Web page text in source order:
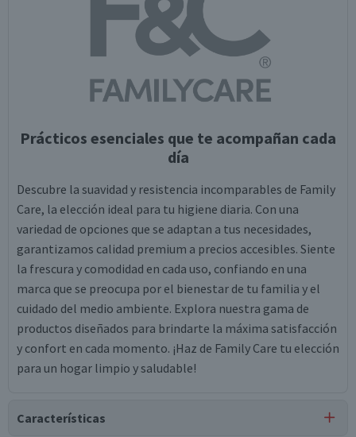
Prácticos esenciales que te acompañan cada
día
Descubre la suavidad y resistencia incomparables de Family
Care, la elección ideal para tu higiene diaria. Con una
variedad de opciones que se adaptan a tus necesidades,
garantizamos calidad premium a precios accesibles. Siente
la frescura y comodidad en cada uso, confiando en una
marca que se preocupa por el bienestar de tu familia y el
cuidado del medio ambiente. Explora nuestra gama de
productos diseñados para brindarte la máxima satisfacción
y confort en cada momento. ¡Haz de Family Care tu elección
para un hogar limpio y saludable!
Características